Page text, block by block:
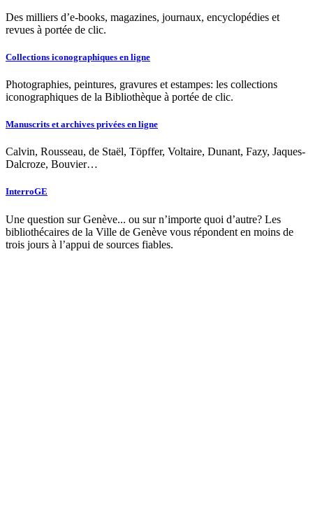
Des milliers d’e-books, magazines, journaux, encyclopédies et
revues à portée de clic.
Collections iconographiques en ligne
Photographies, peintures, gravures et estampes: les collections
iconographiques de la Bibliothèque à portée de clic.
Manuscrits et archives privées en ligne
Calvin, Rousseau, de Staël, Töpffer, Voltaire, Dunant, Fazy, Jaques-
Dalcroze, Bouvier…
InterroGE
Une question sur Genève... ou sur n’importe quoi d’autre? Les
bibliothécaires de la Ville de Genève vous répondent en moins de
trois jours à l’appui de sources fiables.